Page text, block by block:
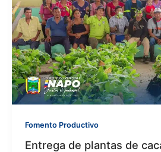
Fomento Productivo
Entrega de plantas de